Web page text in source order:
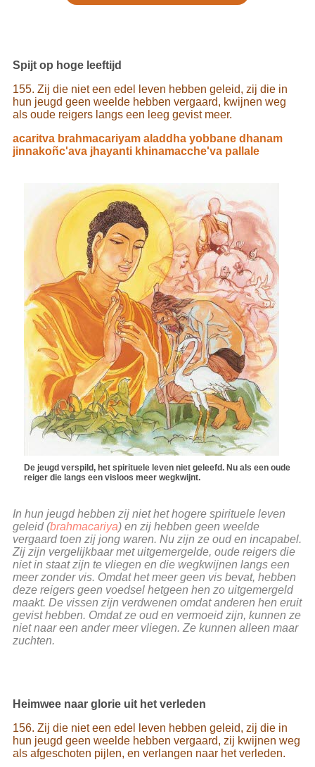
Spijt op hoge leeftijd
155. Zij die niet een edel leven hebben geleid, zij die in
hun jeugd geen weelde hebben vergaard, kwijnen weg
als oude reigers langs een leeg gevist meer.
acaritva brahmacariyam aladdha yobbane dhanam
jinnakoñc'ava jhayanti khinamacche'va pallale
De jeugd verspild, het spirituele leven niet geleefd. Nu als een oude
reiger die langs een visloos meer wegkwijnt.
In hun jeugd hebben zij niet het hogere spirituele leven
geleid (brahmacariya) en zij hebben geen weelde
vergaard toen zij jong waren. Nu zijn ze oud en incapabel.
Zij zijn vergelijkbaar met uitgemergelde, oude reigers die
niet in staat zijn te vliegen en die wegkwijnen langs een
meer zonder vis. Omdat het meer geen vis bevat, hebben
deze reigers geen voedsel hetgeen hen zo uitgemergeld
maakt. De vissen zijn verdwenen omdat anderen hen eruit
gevist hebben. Omdat ze oud en vermoeid zijn, kunnen ze
niet naar een ander meer vliegen. Ze kunnen alleen maar
zuchten.
Heimwee naar glorie uit het verleden
156. Zij die niet een edel leven hebben geleid, zij die in
hun jeugd geen weelde hebben vergaard, zij kwijnen weg
als afgeschoten pijlen, en verlangen naar het verleden.